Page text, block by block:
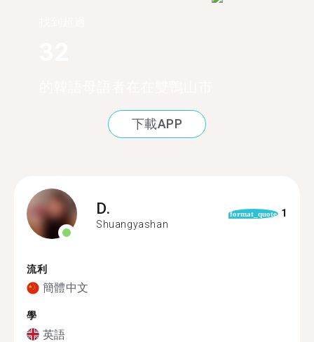
下載APP
D.
Shuangyashan
format_quote 1
流利
簡體中文
學
英語